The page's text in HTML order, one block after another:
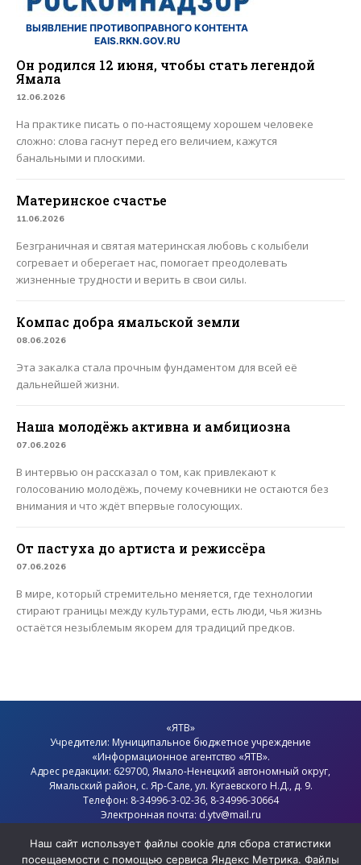
ВЫЯВЛЕНИЕ ПРОТИВОПРАВНОГО КОНТЕНТА
EAIS.RKN.GOV.RU
Он родился 12 июня, чтобы стать легендой
Ямала
12.06.2026
На практике писать о по-настоящему хорошем человеке
сложно: слова гаснут перед его величием, кажутся
банальными и плоскими.
Материнское счастье
11.06.2026
Безграничная и святая материнская любовь с колыбели
согревает и оберегает нас, помогает преодолевать
жизненные трудности и верить в свои силы.
Компас добра ямальской земли
08.06.2026
Эта закалка стала прочным фундаментом для всей её
дальнейшей жизни.
Наша молодёжь активна и амбициозна
07.06.2026
В интервью он рассказал о том, как привлекают к
голосованию молодёжь, почему кочевники не остаются без
внимания и что ждёт впервые голосующих.
От пастуха до артиста и режиссёра
07.06.2026
В мире, который стремительно меняется, где технологии
стирают границы между культурами, есть люди, чья жизнь
остаётся незыблемым якорем для традиций предков.
«ЯТВ»
Учредители: Муниципальное бюджетное учреждение
«Информационное агентство «ЯТВ».
Адрес редакции: 629700, Ямало-Ненецкий автономный округ,
Ямальский район, с. Яр-Сале, ул. Кугаевского Н.Д., д. 9.
Телефон: 8-34996-3-02-36, 8-34996-30664
Электронная почта: d.ytv@mail.ru
Политика конфиденциальности
Наш сайт использует файлы cookie для сбора статистики
посещаемости с помощью сервиса Яндекс Метрика. Файлы